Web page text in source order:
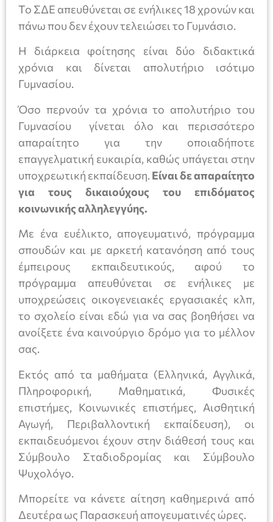
Το ΣΔΕ απευθύνεται σε ενήλικες 18 χρονών και
πάνω που δεν έχουν τελειώσει το Γυμνάσιο.
Η διάρκεια φοίτησης είναι δύο διδακτικά
χρόνια και δίνεται απολυτήριο ισότιμο
Γυμνασίου.
Όσο περνούν τα χρόνια το απολυτήριο του
Γυμνασίου γίνεται όλο και περισσότερο
απαραίτητο για την οποιαδήποτε
επαγγελματική ευκαιρία, καθώς υπάγεται στην
υποχρεωτική εκπαίδευση. Είναι δε απαραίτητο
για τους δικαιούχους του επιδόματος
κοινωνικής αλληλεγγύης.
Με ένα ευέλικτο, απογευματινό, πρόγραμμα
σπουδών και με αρκετή κατανόηση από τους
έμπειρους εκπαιδευτικούς, αφού το
πρόγραμμα απευθύνεται σε ενήλικες με
υποχρεώσεις οικογενειακές εργασιακές κλπ,
το σχολείο είναι εδώ για να σας βοηθήσει να
ανοίξετε ένα καινούργιο δρόμο για το μέλλον
σας.
Εκτός από τα μαθήματα (Ελληνικά, Αγγλικά,
Πληροφορική, Μαθηματικά, Φυσικές
επιστήμες, Κοινωνικές επιστήμες, Αισθητική
Αγωγή, Περιβαλλοντική εκπαίδευση), οι
εκπαιδευόμενοι έχουν στην διάθεσή τους και
Σύμβουλο Σταδιοδρομίας και Σύμβουλο
Ψυχολόγο.
Μπορείτε να κάνετε αίτηση καθημερινά από
Δευτέρα ως Παρασκευή απογευματινές ώρες.